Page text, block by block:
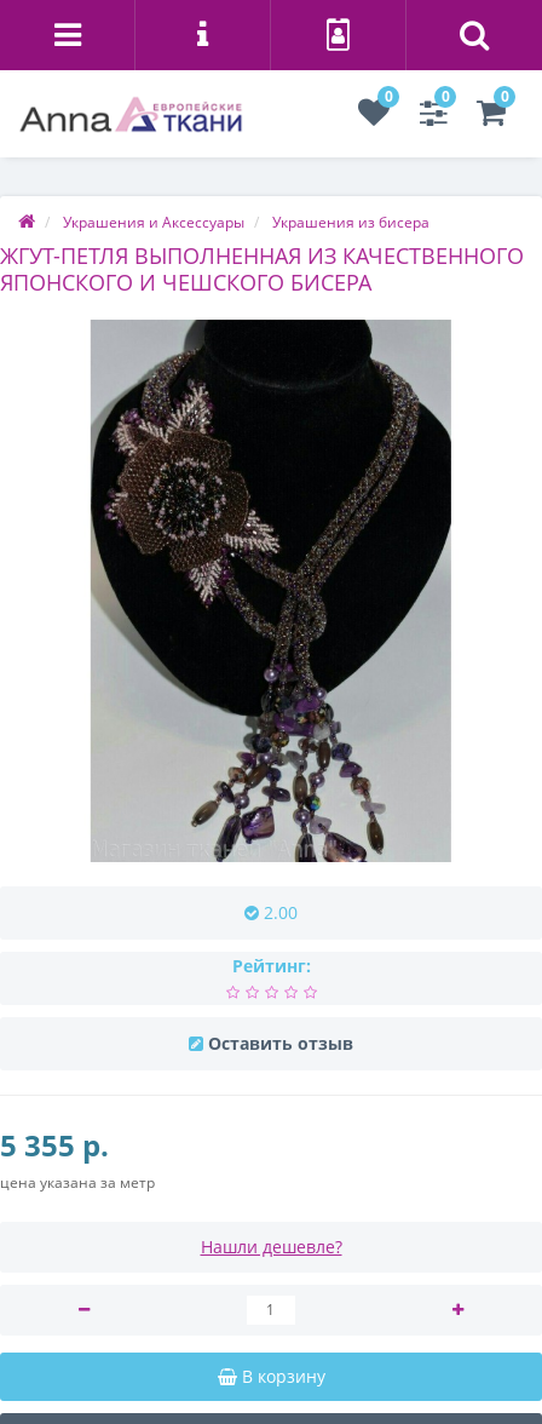
0 0 0
Украшения и Аксессуары Украшения из бисера
ЖГУТ-ПЕТЛЯ ВЫПОЛНЕННАЯ ИЗ КАЧЕСТВЕННОГО
ЯПОНСКОГО И ЧЕШСКОГО БИСЕРА
2.00
Рейтинг:
Оставить отзыв
5 355 р.
цена указана за метр
Нашли дешевле?
В корзину